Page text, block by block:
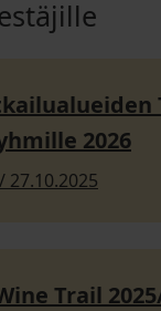
2026
27.10.2025
Trail